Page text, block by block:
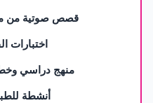
قصص صوتية من
اختبارات
منهج دراسي
أنشطة